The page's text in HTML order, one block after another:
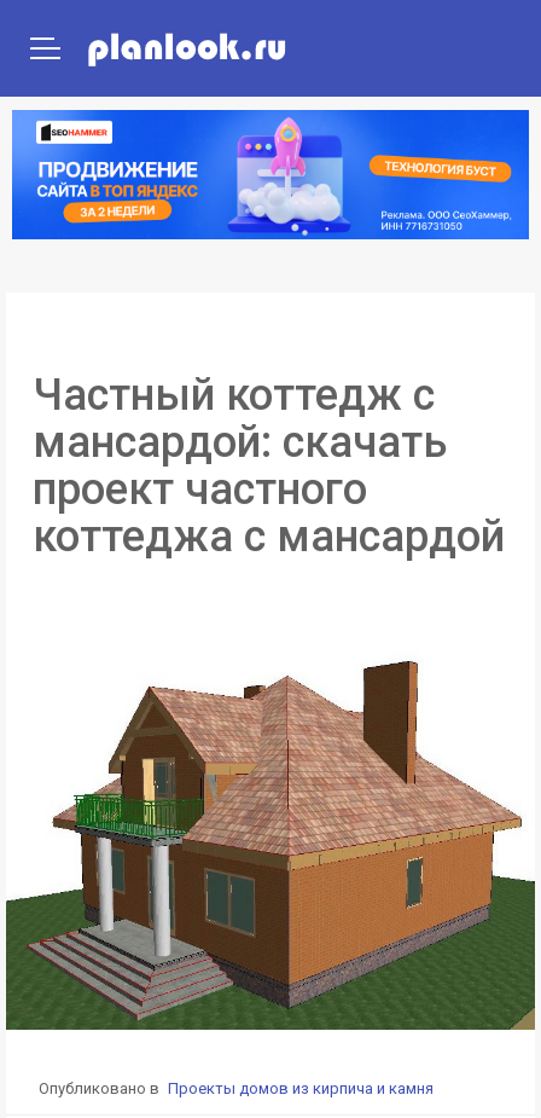
ГЛАВНАЯ
ПРОЕКТЫ ДОМОВ
ПРОЕКТЫ ПОСТРОЕК
Частный коттедж с
мансардой: скачать
проект частного
коттеджа с мансардой
Опубликовано в Проекты домов из кирпича и камня